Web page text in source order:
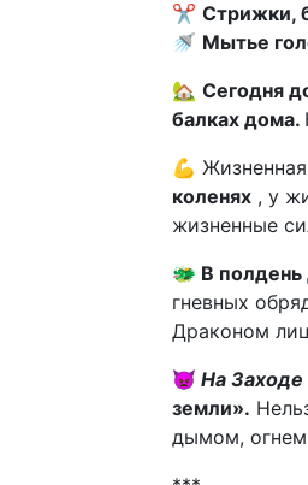
✂ Стрижки,
🚿 Мытье
🏡 Сегодня
балках дома.
💪 Жизненная
коленях , у
жизненные
🐲 В полдень
гневных
Драконом
👿 На
земли».
дымом,